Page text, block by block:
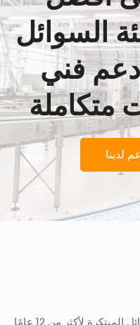
السوائل
فني
متكاملة
لدينا
لأكثر من 12 عامًا